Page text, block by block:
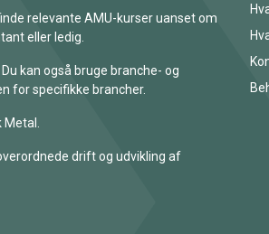
relevante AMU-kurser uanset om
eller ledig.
kan også bruge branche- og
for specifikke brancher.
drift og udvikling af